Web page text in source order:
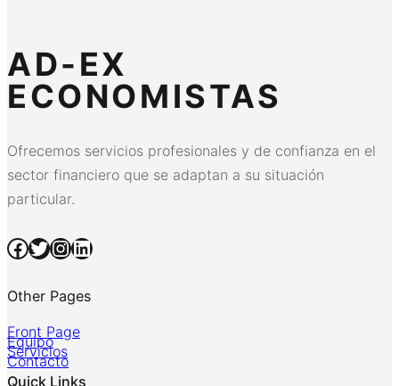
AD-EX
ECONOMISTAS
Ofrecemos servicios profesionales y de confianza en el
sector financiero que se adaptan a su situación
particular.
Facebook Twitter InstagramLinkedIn
Other Pages
Front Page
Equipo
Servicios
Contacto
Quick Links